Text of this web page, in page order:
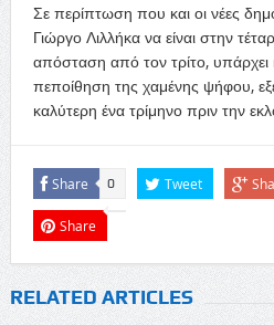
Σε περίπτωση που και οι νέες
Γιώργο Λιλλήκα να είναι στην
απόσταση από τον τρίτο, υπάρχει
πεποίθηση της χαμένης ψήφου,
καλύτερη ένα τρίμηνο πριν την
Share 0 Tweet
Share
RELATED ARTICLES